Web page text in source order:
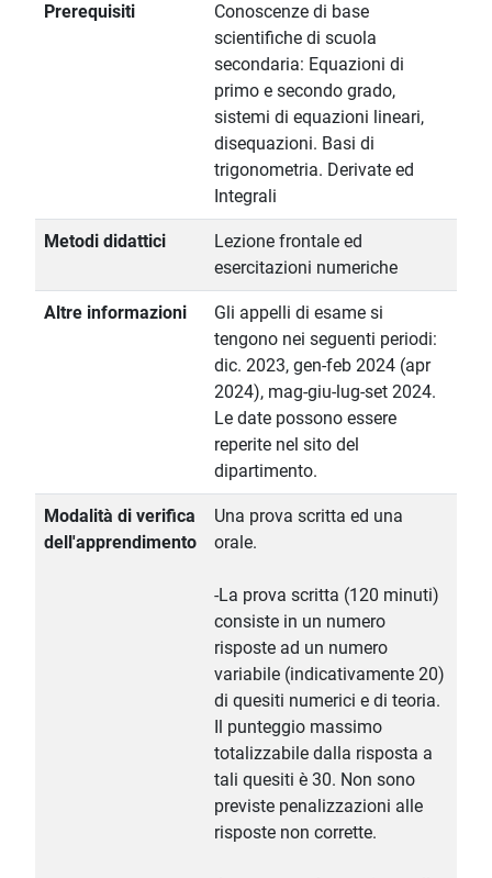
Prerequisiti
Conoscenze di base
scientifiche di scuola
secondaria: Equazioni di
primo e secondo grado,
sistemi di equazioni lineari,
disequazioni. Basi di
trigonometria. Derivate ed
Integrali
Metodi didattici
Lezione frontale ed
esercitazioni numeriche
Altre informazioni
Gli appelli di esame si
tengono nei seguenti periodi:
dic. 2023, gen-feb 2024 (apr
2024), mag-giu-lug-set 2024.
Le date possono essere
reperite nel sito del
dipartimento.
Modalità di verifica
dell'apprendimento
Una prova scritta ed una
orale.
-La prova scritta (120 minuti)
consiste in un numero
risposte ad un numero
variabile (indicativamente 20)
di quesiti numerici e di teoria.
Il punteggio massimo
totalizzabile dalla risposta a
tali quesiti è 30. Non sono
previste penalizzazioni alle
risposte non corrette.